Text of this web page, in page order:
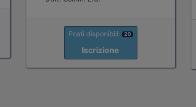
Posti disponibili: 20
Iscrizione